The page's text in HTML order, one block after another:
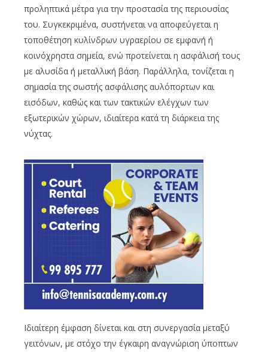
προληπτικά μέτρα για την προστασία της περιουσίας
του. Συγκεκριμένα, συστήνεται να αποφεύγεται η
τοποθέτηση κυλίνδρων υγραερίου σε εμφανή ή
κοινόχρηστα σημεία, ενώ προτείνεται η ασφάλισή τους
με αλυσίδα ή μεταλλική βάση. Παράλληλα, τονίζεται η
σημασία της σωστής ασφάλισης αυλόπορτων και
εισόδων, καθώς και των τακτικών ελέγχων των
εξωτερικών χώρων, ιδιαίτερα κατά τη διάρκεια της
νύχτας.
Ιδιαίτερη έμφαση δίνεται και στη συνεργασία μεταξύ
γειτόνων, με στόχο την έγκαιρη αναγνώριση ύποπτων